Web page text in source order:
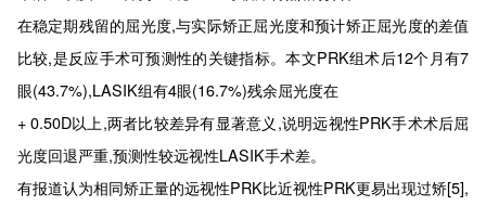
在稳定期残留的屈光度,与实际矫正屈光度和预计矫正屈光度的差值
比较,是反应手术可预测性的关键指标。本文PRK组术后12个月有7
眼(43.7%),LASIK组有4眼(16.7%)残余屈光度在
+ 0.50D以上,两者比较差异有显著意义,说明远视性PRK手术术后屈
光度回退严重,预测性较远视性LASIK手术差。
有报道认为相同矫正量的远视性PRK比近视性PRK更易出现过矫[5],